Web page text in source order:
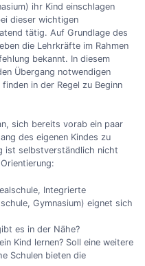
ihr Kind einschlagen
dieser wichtigen
tätig. Auf Grundlage des
die Lehrkräfte im Rahmen
bekannt. In diesem
Übergang notwendigen
in der Regel zu Beginn
sich bereits vorab ein paar
des eigenen Kindes zu
ist selbstverständlich nicht
Integrierte
Gymnasium) eignet sich
es in der Nähe?
Kind lernen? Soll eine weitere
Schulen bieten die